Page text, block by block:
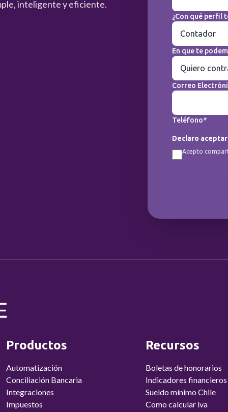
inteligente y eficiente.
¿Con qué perfil
En que te
Correo
Teléfono*
Declaro
Acepto
Productos
Automatización
Conciliación Bancaria
Integraciones
Impuestos
Recursos
Boletas de honorarios
Indicadores financieros
Sueldo mínimo Chile
Como calcular iva